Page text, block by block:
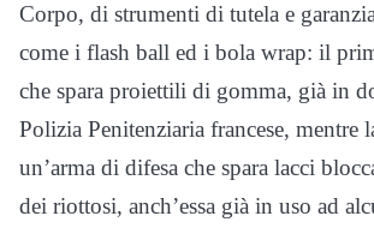
Corpo, di strumenti di tutela e
come i flash ball ed i bola wrap: il
che spara proiettili di gomma, già in
Polizia Penitenziaria francese, mentre
un’arma di difesa che spara lacci
dei riottosi, anch’essa già in uso ad